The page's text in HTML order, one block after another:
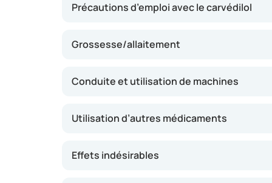
Précautions d’emploi avec le carvédilol
Grossesse/allaitement
Conduite et utilisation de machines
Utilisation d’autres médicaments
Effets indésirables